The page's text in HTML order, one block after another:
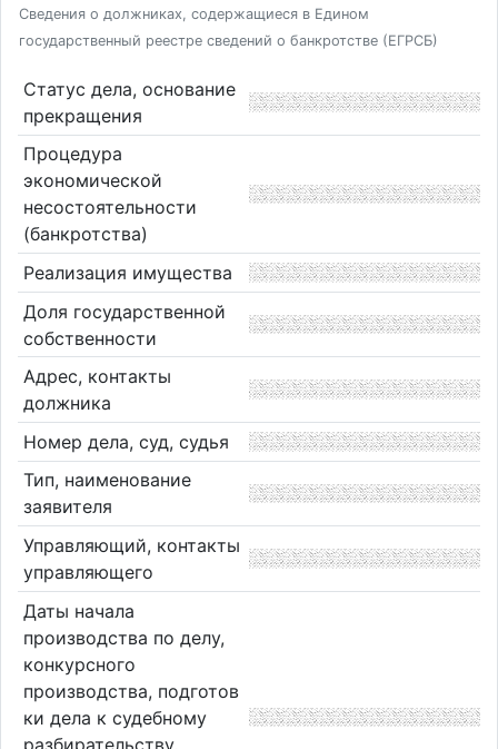
Сведения о должниках, содержащиеся в Едином
государственный реестре сведений о банкротстве (ЕГРСБ)
Статус дела, основание
прекращения
Процедура
экономической
несостоятельности
(банкротства)
Реализация имущества
Доля государственной
собственности
Адрес, контакты
должника
Номер дела, суд, судья
Тип, наименование
заявителя
Управляющий, контакты
управляющего
Даты начала
производства по делу,
конкурсного
производства, подготов
ки дела к судебному
разбирательству,